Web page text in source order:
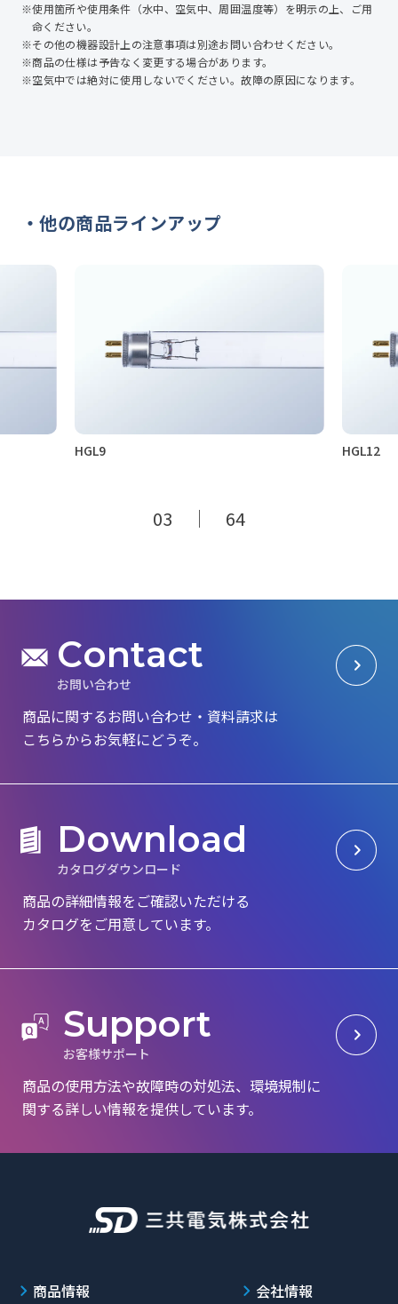
※使用箇所や使用条件（⽔中、空気中、周囲温度等）を明示の上、ご用
命ください。
※その他の機器設計上の注意事項は別途お問い合わせください。
※商品の仕様は予告なく変更する場合があります。
※空気中では絶対に使用しないでください。故障の原因になります。
他の商品ラインアップ
HGL9 HGL12
03 ｜ 64
Contact
お問い合わせ
商品に関するお問い合わせ・資料請求は
こちらからお気軽にどうぞ。
Download
カタログダウンロー ド
商品の詳細情報をご確認いただける
カタログを ご用意しています。
Support
お客様サポー ト
商品の使用方法や故障時の対処法、環境規制に
関する詳しい情報を提供しています。
商品情報
会社情報